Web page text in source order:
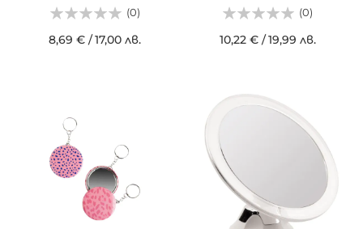
(0)
8,69 € /17,00 лв.
(0)
10,22 € /19,99 лв.